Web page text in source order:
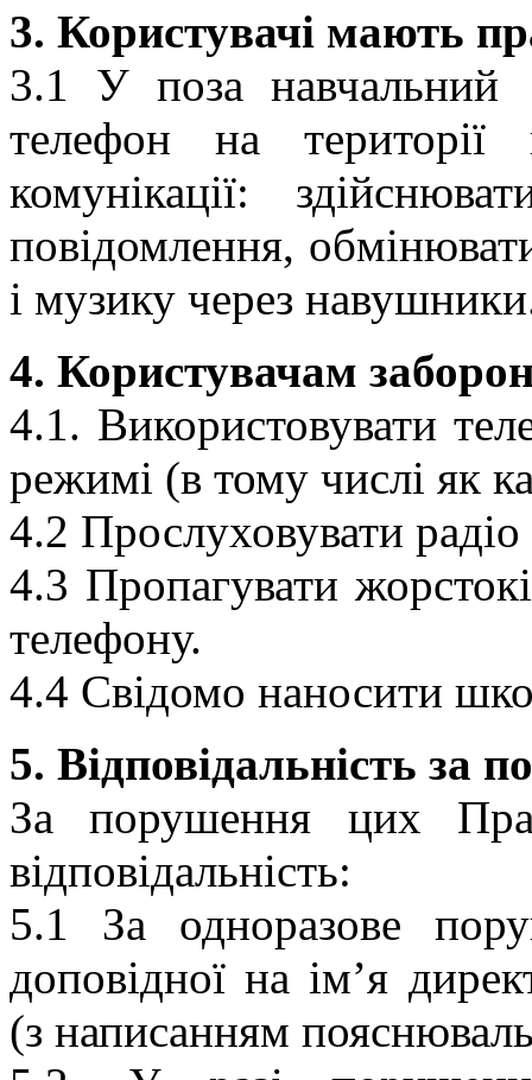
3. Користувачі мають
3.1 У поза навчальний
телефон на території
комунікації:
повідомлення,
і музику через
4. Користувачам
4.1. Використовувати
режимі (в тому числі як
4.2 Прослуховувати
4.3 Пропагувати
телефону.
4.4 Свідомо наносити
5. Відповідальність за
За порушення цих
відповідальність:
5.1 За одноразове
доповідної на ім’я
(з написанням